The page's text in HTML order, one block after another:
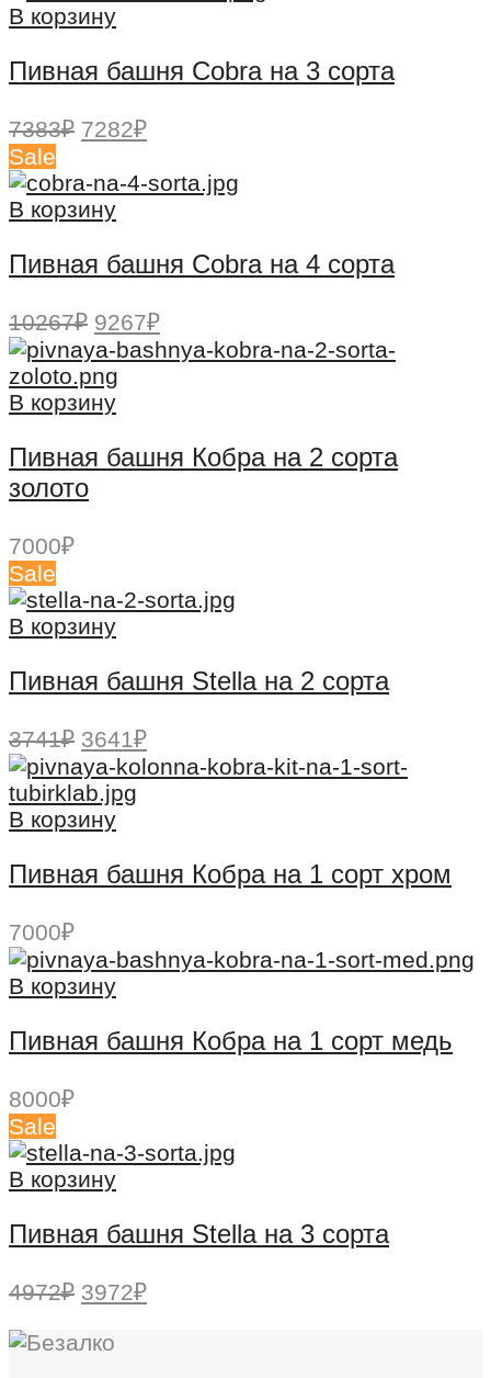
В корзину
Пивная башня Cobra на 3 сорта
7383₽ Первоначальная
составляла
7383₽.
7282₽Текущая
7282₽.
Sale
В корзину
Пивная башня Cobra на 4 сорта
10267₽ Первоначальная
цена
составляла
10267₽.
9267₽Текущая
цена:
В корзину
Пивная башня Кобра на 2 сорта
золото
7000₽
Sale
В корзину
Пивная башня Stella на 2 сорта
3741₽ Первоначальная
цена
составляла
3741₽.
3641₽Текущая
цена:
В корзину
Пивная башня Кобра на 1 сорт хром
7000₽
В корзину
Пивная башня Кобра на 1 сорт медь
8000₽
Sale
В корзину
Пивная башня Stella на 3 сорта
4972₽ Первоначальная
составляла
3972₽Текущая